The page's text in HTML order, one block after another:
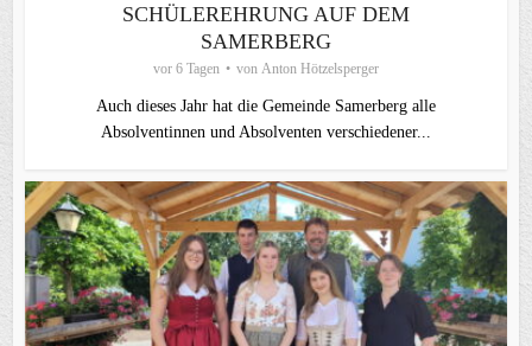
SCHÜLEREHRUNG AUF DEM
SAMERBERG
vor 6 Tagen von Anton Hötzelsperger
Auch dieses Jahr hat die Gemeinde Samerberg alle
Absolventinnen und Absolventen verschiedener...